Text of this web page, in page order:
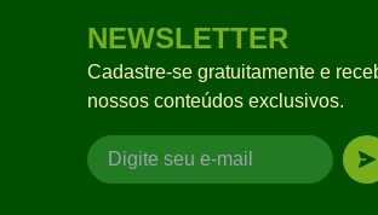
NEWSLETTER
Cadastre-se gratuitamente e
nossos conteúdos exclusivos.